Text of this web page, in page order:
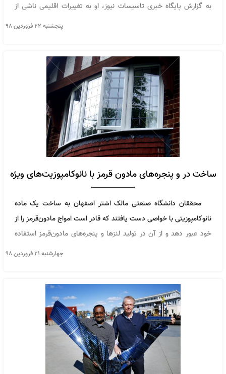
به گزارش پایگاه خبری تاسیسات نیوز، او به تغییرات اقلیمی ناشی از
دخالت بشر باور ندارد و در روزهای اخیر به ایده استفاده از توربین‌های
پنجشنبه ۲۲ فروردین ۹۸
ساخت در و پنجره‌های مادون قرمز با نانوکامپوزیت‌های ویژه
محققان دانشگاه صنعتی مالک اشتر اصفهان به ساخت یک ماده
نانوکامپوزیتی با خواصی دست یافتند که قادر است امواج مادون‌قرمز را از
خود عبور دهد و از آن در تولید لنزها و پنجره‌های مادون‌قرمز استفاده
چهارشنبه ۲۱ فروردین ۹۸